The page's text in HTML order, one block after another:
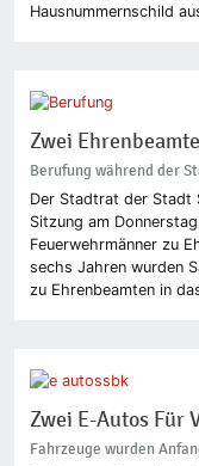
Hausnummernschild
Zwei
Berufung während der
Der Stadtrat der Stadt
Sitzung am
Feuerwehrmänner zu
sechs Jahren wurden
zu Ehrenbeamten in
Zwei E-Autos Für
Fahrzeuge wurden